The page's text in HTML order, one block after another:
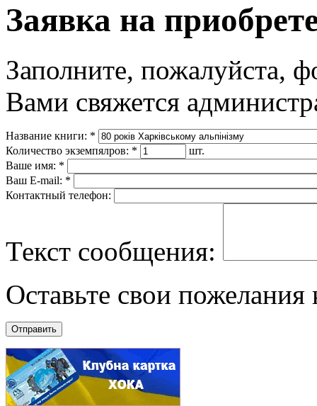
Заявка на
Заполните, пожалуйста,
Вами свяжется
Название книги: *
Количество экземпялров: *
шт.
Ваше имя: *
Ваш E-mail: *
Контактный телефон:
Текст сообщения:
Оставьте свои пожелания